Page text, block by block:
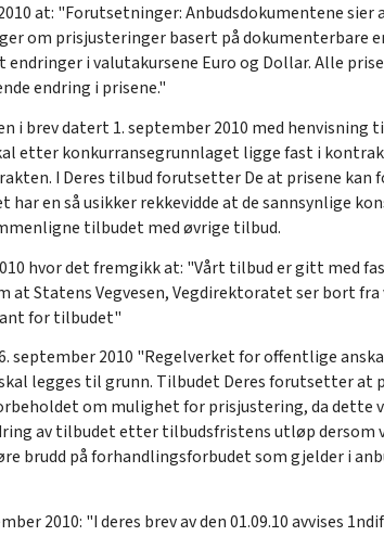
at: "Forutsetninger: Anbudsdokumentene
om prisjusteringer basert på dokumenterbare
i valutakursene Euro og Dollar. Alle
endring i prisene."
i brev datert 1. september 2010 med henvisning
etter konkurransegrunnlaget ligge fast i
I Deres tilbud forutsetter De at prisene kan
en så usikker rekkevidde at de sannsynlige
tilbudet med øvrige tilbud.
hvor det fremgikk at: "Vårt tilbud er gitt med
at Statens Vegvesen, Vegdirektoratet ser bort
for tilbudet"
september 2010 "Regelverket for offentlige
legges til grunn. Tilbudet Deres forutsetter at
om mulighet for prisjustering, da dette
av tilbudet etter tilbudsfristens utløp dersom
brudd på forhandlingsforbudet som gjelder i
2010: "I deres brev av den 01.09.10 avvises